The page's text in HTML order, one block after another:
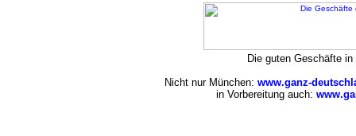
Die guten Geschäfte
Nicht nur München: www.ganz-
in Vorbereitung auch: